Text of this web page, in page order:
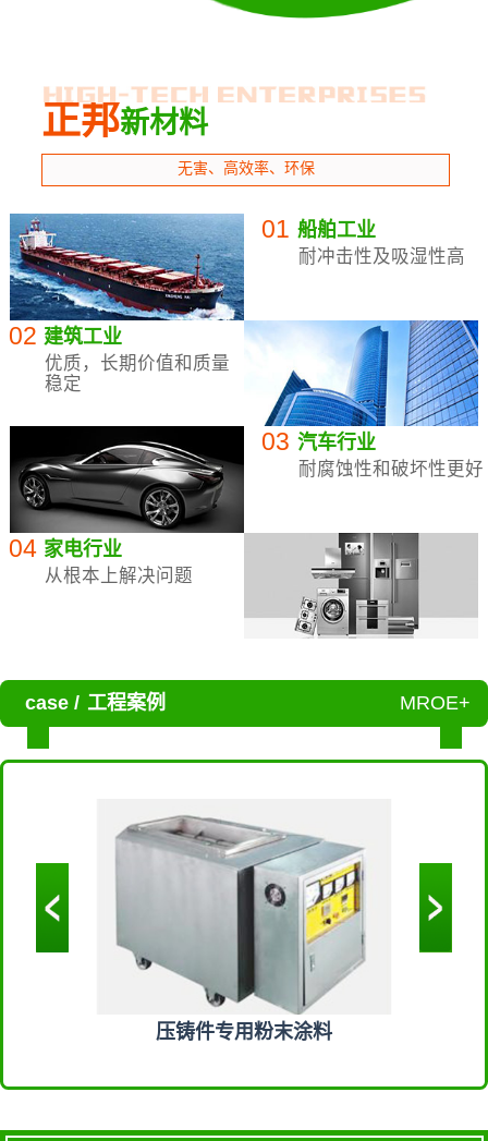
正邦新材料
无害、高效率、环保
01 船舶工业
耐冲击性及吸湿性高
02 建筑工业
优质，长期价值和质量
稳定
03 汽车行业
耐腐蚀性和破坏性更好
04 家电行业
从根本上解决问题
case / 工程案例 MROE+
压铸件专用粉末涂料